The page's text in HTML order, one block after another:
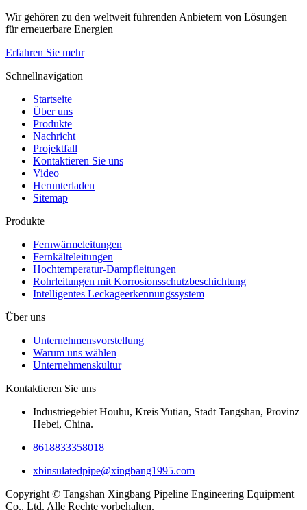
Wir gehören zu den weltweit führenden Anbietern von Lösungen
für erneuerbare Energien
Erfahren Sie mehr
Schnellnavigation
Startseite
Über uns
Produkte
Nachricht
Projektfall
Kontaktieren Sie uns
Video
Herunterladen
Sitemap
Produkte
Fernwärmeleitungen
Fernkälteleitungen
Hochtemperatur-Dampfleitungen
Rohrleitungen mit Korrosionsschutzbeschichtung
Intelligentes Leckageerkennungssystem
Über uns
Unternehmensvorstellung
Warum uns wählen
Unternehmenskultur
Kontaktieren Sie uns
Industriegebiet Houhu, Kreis Yutian, Stadt Tangshan, Provinz
Hebei, China.
8618833358018
xbinsulatedpipe@xingbang1995.com
Copyright © Tangshan Xingbang Pipeline Engineering Equipment
Co., Ltd. Alle Rechte vorbehalten.